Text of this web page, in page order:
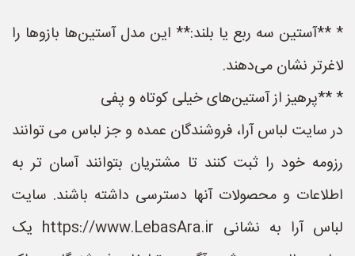
* **آستین سه ربع یا بلند:** این مدل آستین‌ها بازوها را
لاغرتر نشان می‌دهند.
* **پرهیز از آستین‌های خیلی کوتاه و پفی
در سایت لباس آرا، فروشندگان عمده و جز لباس می توانند
رزومه خود را ثبت کنند تا مشتریان بتوانند آسان تر به
اطلاعات و محصولات آنها دسترسی داشته باشند. سایت
لباس آرا به نشانی https://www.LebasAra.ir یک